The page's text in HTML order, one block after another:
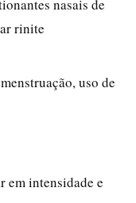
nasais de
rinite
uso de
em intensidade e